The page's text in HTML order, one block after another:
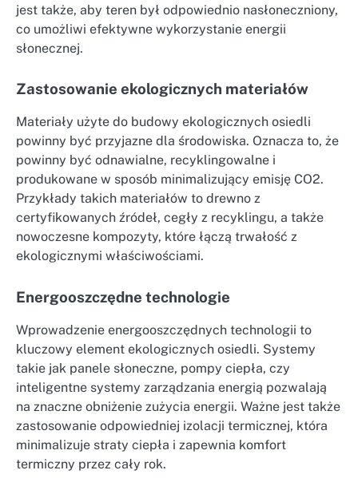
jest także, aby teren był odpowiednio nasłoneczniony,
co umożliwi efektywne wykorzystanie energii
słonecznej.
Zastosowanie ekologicznych materiałów
Materiały użyte do budowy ekologicznych osiedli
powinny być przyjazne dla środowiska. Oznacza to, że
powinny być odnawialne, recyklingowalne i
produkowane w sposób minimalizujący emisję CO2.
Przykłady takich materiałów to drewno z
certyfikowanych źródeł, cegły z recyklingu, a także
nowoczesne kompozyty, które łączą trwałość z
ekologicznymi właściwościami.
Energooszczędne technologie
Wprowadzenie energooszczędnych technologii to
kluczowy element ekologicznych osiedli. Systemy
takie jak panele słoneczne, pompy ciepła, czy
inteligentne systemy zarządzania energią pozwalają
na znaczne obniżenie zużycia energii. Ważne jest także
zastosowanie odpowiedniej izolacji termicznej, która
minimalizuje straty ciepła i zapewnia komfort
termiczny przez cały rok.